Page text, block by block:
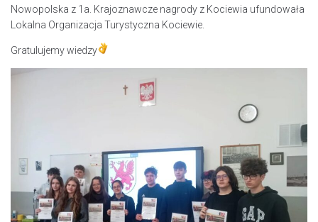
Nowopolska z 1a. Krajoznawcze nagrody z Kociewia ufundowała
Lokalna Organizacja Turystyczna Kociewie.
Gratulujemy wiedzy